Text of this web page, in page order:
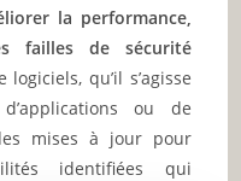
la performance,
failles de sécurité
qu’il s’agisse
ou de
mises à jour pour
identifiées qui